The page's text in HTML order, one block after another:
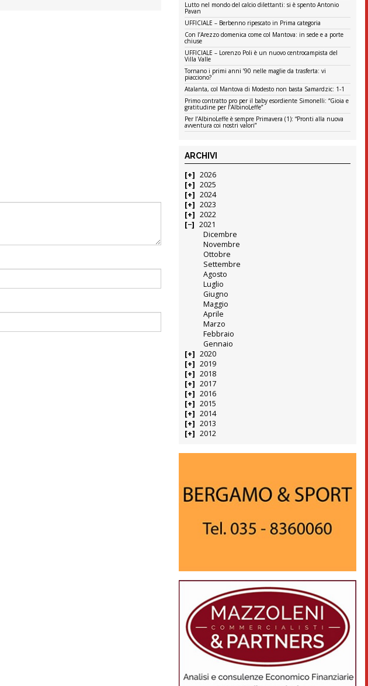
Lutto nel mondo del calcio dilettanti: si è spento Antonio
Pavan
UFFICIALE – Berbenno ripescato in Prima categoria
Con l’Arezzo domenica come col Mantova: in sede e a porte
chiuse
UFFICIALE – Lorenzo Poli è un nuovo centrocampista del
Villa Valle
Tornano i primi anni ’90 nelle maglie da trasferta: vi
piacciono?
Atalanta, col Mantova di Modesto non basta Samardzic: 1-1
Primo contratto pro per il baby esordiente Simonelli: “Gioia e
gratitudine per l’AlbinoLeffe”
Per l’AlbinoLeffe è sempre Primavera (1): “Pronti alla nuova
avventura coi nostri valori”
ARCHIVI
2026
2025
2024
2023
2022
2021
Dicembre
Novembre
Ottobre
Settembre
Agosto
Luglio
Giugno
Maggio
Aprile
Marzo
Febbraio
Gennaio
2020
2019
2018
2017
2016
2015
2014
2013
2012